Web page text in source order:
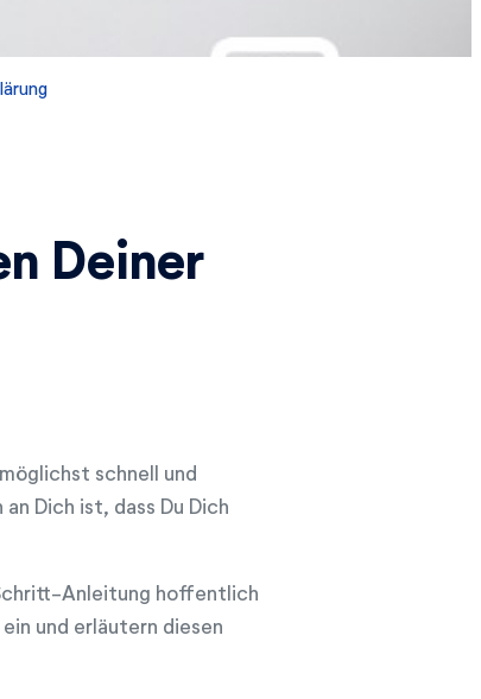
Deiner
schnell und
Dich ist, dass Du Dich
Anleitung hoffentlich
und erläutern diesen